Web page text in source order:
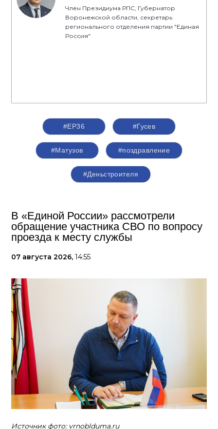
Член Президиума РПС, Губернатор
Воронежской области, секретарь
регионального отделения партии "Единая
Россия"
#ЕР36 #Гусев
#Матузов #поздравление
#Деньстроителя
В «Единой России» рассмотрели
обращение участника СВО по вопросу
проезда к месту службы
07 августа 2026, 14:55
Источник фото: vrnoblduma.ru